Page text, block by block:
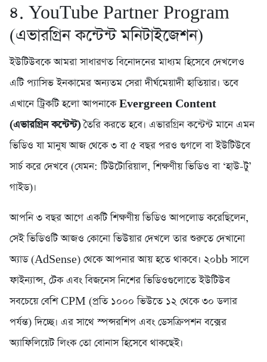
৪. YouTube Partner Program
(এভারগ্রিন কন্টেন্ট মনিটাইজেশন)
ইউটিউবকে আমরা সাধারণত বিনোদনের মাধ্যম হিসেবে দেখলেও
এটি প্যাসিভ ইনকামের অন্যতম সেরা দীর্ঘমেয়াদী হাতিয়ার। তবে
এখানে ট্রিকটি হলো আপনাকেEvergreen Content
(এভারগ্রিন কন্টেন্ট)তৈরি করতে হবে। এভারগ্রিন কন্টেন্ট মানে এমন
ভিডিও যা মানুষ আজ থেকে ৩ বা ৫ বছর পরও গুগলে বা ইউটিউবে
সার্চ করে দেখবে (যেমন: টিউটোরিয়াল, শিক্ষণীয় ভিডিও বা ‘হাউ-টু’
গাইড)।
আপনি ৩ বছর আগে একটি শিক্ষণীয় ভিডিও আপলোড করেছিলেন,
সেই ভিডিওটি আজও কোনো ভিউয়ার দেখলে তার শুরুতে দেখানো
অ্যাড (AdSense) থেকে আপনার আয় হতে থাকবে। ২০bb সালে
ফাইন্যান্স, টেক এবং বিজনেস নিশের ভিডিওগুলোতে ইউটিউব
সবচেয়ে বেশি CPM (প্রতি ১০০০ ভিউতে ১২ থেকে ৩০ ডলার
পর্যন্ত) দিচ্ছে। এর সাথে স্পন্সরশিপ এবং ডেসক্রিপশন বক্সের
অ্যাফিলিয়েট লিংক তো বোনাস হিসেবে থাকছেই।